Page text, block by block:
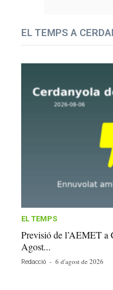
EL TEMPS A
EL TEMPS
Previsió de l’AEMET a
Agost...
Redacció - 6 d'agost de 2026